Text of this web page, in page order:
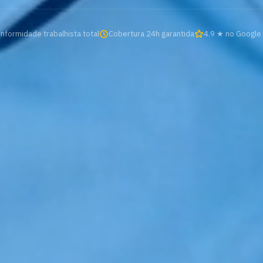
trabalhista total Cobertura 24h garantida 4.9 ★ no Google